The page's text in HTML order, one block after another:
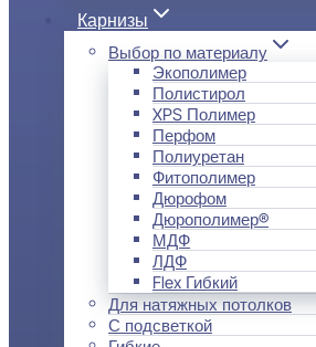
Карнизы
Выбор по материалу
Экополимер
Полистирол
XPS Полимер
Перфом
Полиуретан
Фитополимер
Дюрофом
Дюрополимер®
МДФ
ЛДФ
Flex Гибкий
Для натяжных потолков
С подсветкой